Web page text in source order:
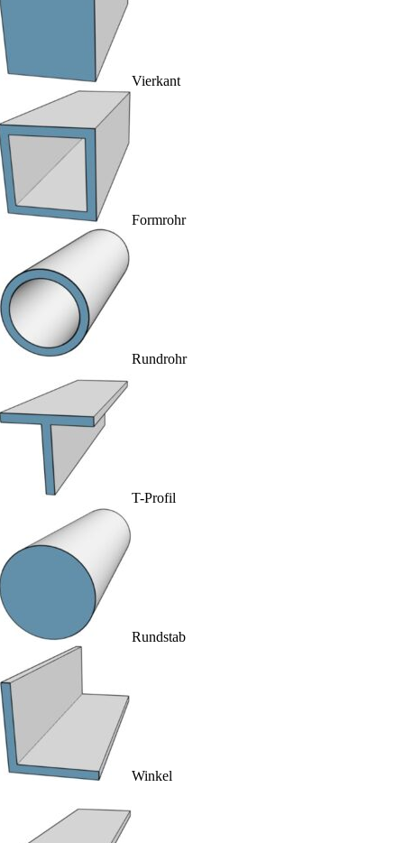
Vierkant
Formrohr
Rundrohr
T-Profil
Rundstab
Winkel